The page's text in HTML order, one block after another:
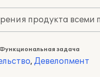
продукта всеми
задача
, Девелопмент